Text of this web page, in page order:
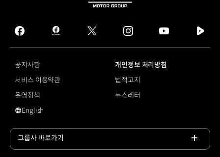
HYUNDAI
GROUP
facebook
hmg
journal
twitter instagram
tv
공지사항
개인정보 처리방침
서비스 이용약관
법적고지
운영정책
뉴스레터
영문 사이트로 이동
English
그룹사 바로가기